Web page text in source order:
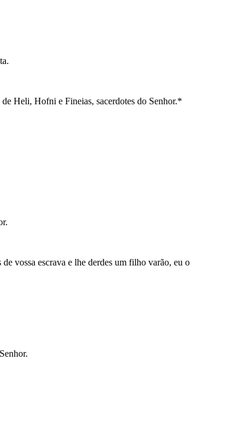
Heli, Hofni e Fineias, sacerdotes do Senhor.*
vossa escrava e lhe derdes um filho varão, eu o